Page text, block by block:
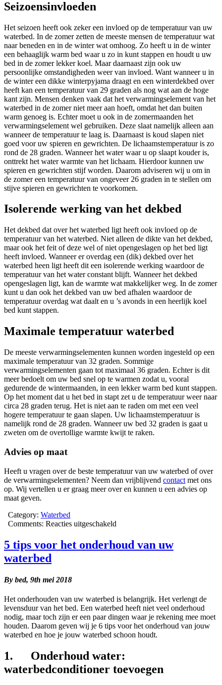
Seizoensinvloeden
Het seizoen heeft ook zeker een invloed op de temperatuur van uw
waterbed. In de zomer zetten de meeste mensen de temperatuur wat
naar beneden en in de winter wat omhoog. Zo heeft u in de winter
een behaaglijk warm bed waar u zo in kunt stappen en houdt u uw
bed in de zomer lekker koel. Maar daarnaast zijn ook uw
persoonlijke omstandigheden weer van invloed. Want wanneer u in
de winter een dikke winterpyjama draagt en een winterdekbed over
heeft kan een temperatuur van 29 graden als nog wat aan de hoge
kant zijn. Mensen denken vaak dat het verwarmingselement van het
waterbed in de zomer niet meer aan hoeft, omdat het dan buiten
warm genoeg is. Echter moet u ook in de zomermaanden het
verwarmingselement wel gebruiken. Deze slaat namelijk alleen aan
wanneer de temperatuur te laag is. Daarnaast is koud slapen niet
goed voor uw spieren en gewrichten. De lichaamstemperatuur is zo
rond de 28 graden. Wanneer het water waar u op slaapt kouder is,
onttrekt het water warmte van het lichaam. Hierdoor kunnen uw
spieren en gewrichten stijf worden. Daarom adviseren wij u om in
de zomer een temperatuur van ongeveer 26 graden in te stellen om
stijve spieren en gewrichten te voorkomen.
Isolerende werking van het dekbed
Het dekbed dat over het waterbed ligt heeft ook invloed op de
temperatuur van het waterbed. Niet alleen de dikte van het dekbed,
maar ook het feit of deze wel of niet opengeslagen op het bed ligt
heeft invloed. Wanneer er overdag een (dik) dekbed over het
waterbed heen ligt heeft dit een isolerende werking waardoor de
temperatuur van het water constant blijft. Wanneer het dekbed
opengeslagen ligt, kan de warmte wat makkelijker weg. In de zomer
kunt u dan ook het dekbed van uw bed afhalen waardoor de
temperatuur overdag wat daalt en u ’s avonds in een heerlijk koel
bed kunt stappen.
Maximale temperatuur waterbed
De meeste verwarmingselementen kunnen worden ingesteld op een
maximale temperatuur van 32 graden. Sommige
verwarmingselementen gaan tot maximaal 36 graden. Echter is dit
meer bedoelt om uw bed snel op te warmen zodat u, vooral
gedurende de wintermaanden, in een lekker warm bed kunt stappen.
Op het moment dat u het bed in stapt zet u de temperatuur weer naar
circa 28 graden terug. Het is niet aan te raden om met een veel
hogere temperatuur te gaan slapen. Uw lichaamstemperatuur is
namelijk rond de 28 graden. Wanneer uw bed 32 graden is gaat u
zweten om de overtollige warmte kwijt te raken.
Advies op maat
Heeft u vragen over de beste temperatuur van uw waterbed of over
de verwarmingselementen? Neem dan vrijblijvend contact met ons
op. Wij vertellen u er graag meer over en kunnen u een advies op
maat geven.
Category: Waterbed
Comments: Reacties uitgeschakeld
de
waterbed?
5 tips voor het onderhoud van uw
waterbed
By bed, 9th mei 2018
Het onderhouden van uw waterbed is belangrijk. Het verlengt de
levensduur van het bed. Een waterbed heeft niet veel onderhoud
nodig, maar toch zijn er een paar dingen waar je rekening mee moet
houden. Daarom geven wij je 6 tips voor het onderhoud van jouw
waterbed en hoe je jouw waterbed schoon houdt.
1. Onderhoud water:
waterbedconditioner toevoegen